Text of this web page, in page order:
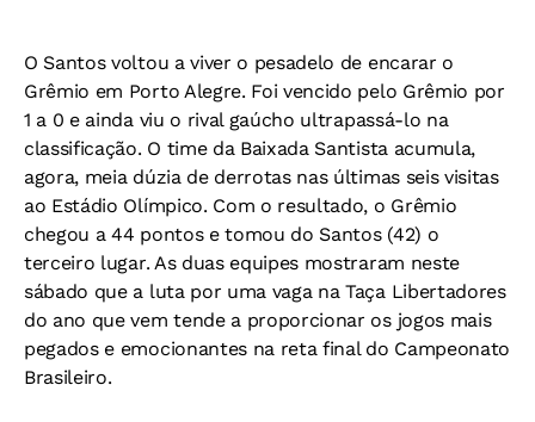
O Santos voltou a viver o pesadelo de encarar o
Grêmio em Porto Alegre. Foi vencido pelo Grêmio por
1 a 0 e ainda viu o rival gaúcho ultrapassá-lo na
classificação. O time da Baixada Santista acumula,
agora, meia dúzia de derrotas nas últimas seis visitas
ao Estádio Olímpico. Com o resultado, o Grêmio
chegou a 44 pontos e tomou do Santos (42) o
terceiro lugar. As duas equipes mostraram neste
sábado que a luta por uma vaga na Taça Libertadores
do ano que vem tende a proporcionar os jogos mais
pegados e emocionantes na reta final do Campeonato
Brasileiro.